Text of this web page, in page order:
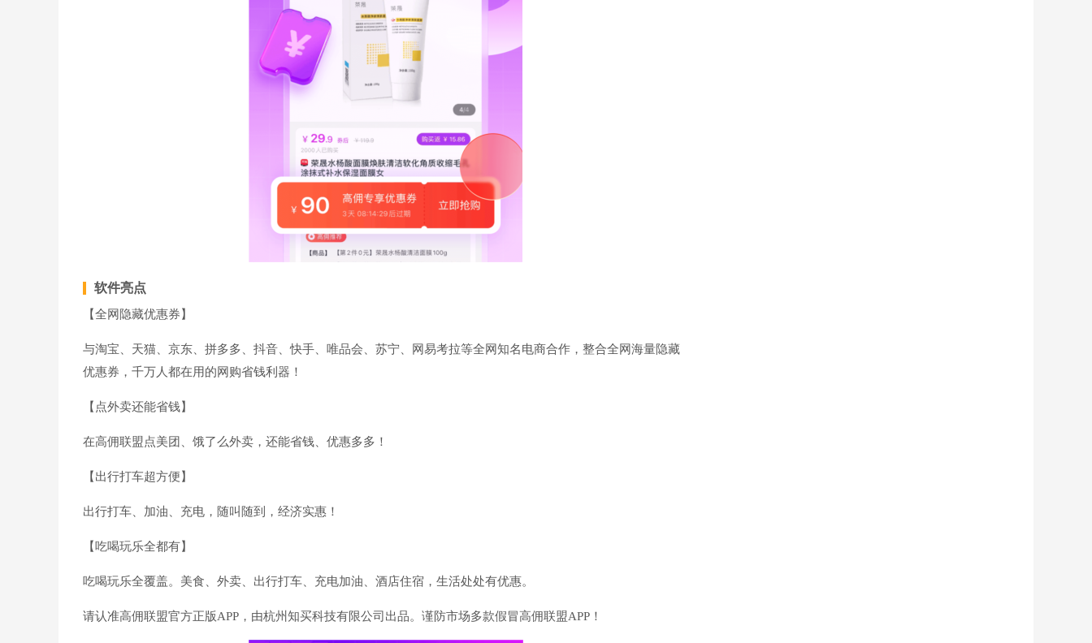
软件亮点
【全网隐藏优惠券】
与淘宝、天猫、京东、拼多多、抖音、快手、唯品会、苏宁、网易考拉等全网知名电商合作，整合全网海量隐藏
优惠券，千万人都在用的网购省钱利器！
【点外卖还能省钱】
在高佣联盟点美团、饿了么外卖，还能省钱、优惠多多！
【出行打车超方便】
出行打车、加油、充电，随叫随到，经济实惠！
【吃喝玩乐全都有】
吃喝玩乐全覆盖。美食、外卖、出行打车、充电加油、酒店住宿，生活处处有优惠。
请认准高佣联盟官方正版APP，由杭州知买科技有限公司出品。谨防市场多款假冒高佣联盟APP！